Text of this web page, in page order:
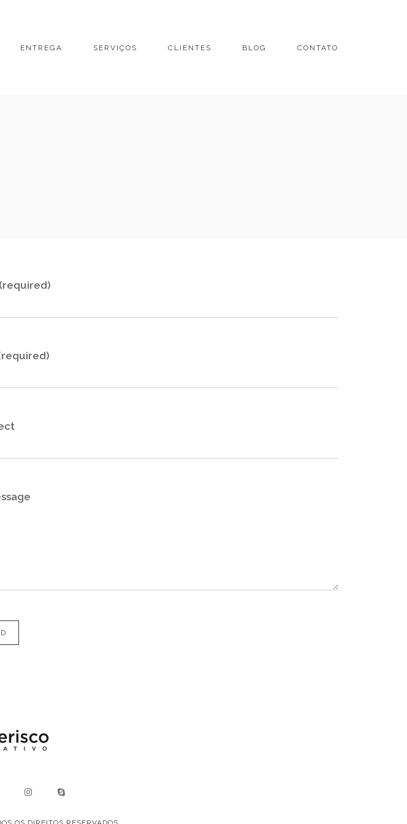
ENTREGA SERVIÇOS CLIENTES BLOG CONTATO